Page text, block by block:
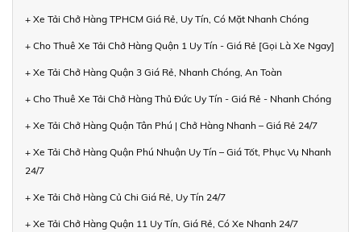
+ Xe Tải Chở Hàng TPHCM Giá Rẻ, Uy Tín, Có Mặt Nhanh Chóng
+ Cho Thuê Xe Tải Chở Hàng Quận 1 Uy Tín - Giá Rẻ [Gọi Là Xe Ngay]
+ Xe Tải Chở Hàng Quận 3 Giá Rẻ, Nhanh Chóng, An Toàn
+ Cho Thuê Xe Tải Chở Hàng Thủ Đức Uy Tín - Giá Rẻ - Nhanh Chóng
+ Xe Tải Chở Hàng Quận Tân Phú | Chở Hàng Nhanh – Giá Rẻ 24/7
+ Xe Tải Chở Hàng Quận Phú Nhuận Uy Tín – Giá Tốt, Phục Vụ Nhanh
24/7
+ Xe Tải Chở Hàng Củ Chi Giá Rẻ, Uy Tín 24/7
+ Xe Tải Chở Hàng Quận 11 Uy Tín, Giá Rẻ, Có Xe Nhanh 24/7